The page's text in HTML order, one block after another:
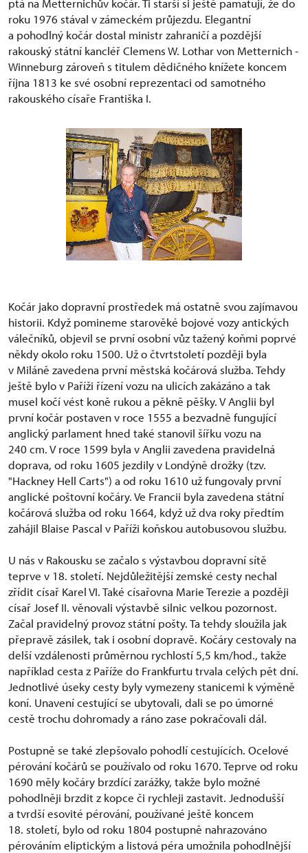
ptá na Metternichův kočár. Ti starší si ještě pamatují, že do
roku 1976 stával v zámeckém průjezdu. Elegantní
a pohodlný kočár dostal ministr zahraničí a pozdější
rakouský státní kancléř Clemens W. Lothar von Metternich -
Winneburg zároveň s titulem dědičného knížete koncem
října 1813 ke své osobní reprezentaci od samotného
rakouského císaře Františka I.
Kočár jako dopravní prostředek má ostatně svou zajímavou
historii. Když pomineme starověké bojové vozy antických
válečníků, objevil se první osobní vůz tažený koňmi poprvé
někdy okolo roku 1500. Už o čtvrtstoletí později byla
v Miláně zavedena první městská kočárová služba. Tehdy
ještě bylo v Paříži řízení vozu na ulicích zakázáno a tak
musel kočí vést koně rukou a pěkně pěšky. V Anglii byl
první kočár postaven v roce 1555 a bezvadně fungující
anglický parlament hned také stanovil šířku vozu na
240 cm. V roce 1599 byla v Anglii zavedena pravidelná
doprava, od roku 1605 jezdily v Londýně drožky (tzv.
"Hackney Hell Carts") a od roku 1610 už fungovaly první
anglické poštovní kočáry. Ve Francii byla zavedena státní
kočárová služba od roku 1664, když už dva roky předtím
zahájil Blaise Pascal v Paříži koňskou autobusovou službu.
U nás v Rakousku se začalo s výstavbou dopravní sítě
teprve v 18. století. Nejdůležitější zemské cesty nechal
zřídit císař Karel VI. Také císařovna Marie Terezie a později
císař Josef II. věnovali výstavbě silnic velkou pozornost.
Začal pravidelný provoz státní pošty. Ta tehdy sloužila jak
přepravě zásilek, tak i osobní dopravě. Kočáry cestovaly na
delší vzdálenosti průměrnou rychlostí 5,5 km/hod., takže
například cesta z Paříže do Frankfurtu trvala celých pět dní.
Jednotlivé úseky cesty byly vymezeny stanicemi k výměně
koní. Unavení cestující se ubytovali, dali se po úmorné
cestě trochu dohromady a ráno zase pokračovali dál.
Postupně se také zlepšovalo pohodlí cestujících. Ocelové
pérování kočárů se používalo od roku 1670. Teprve od roku
1690 měly kočáry brzdící zarážky, takže bylo možné
pohodlněji brzdit z kopce či rychleji zastavit. Jednodušší
a tvrdší esovité pérování, používané ještě koncem
18. století, bylo od roku 1804 postupně nahrazováno
pérováním eliptickým a listová péra umožnila pohodlnější